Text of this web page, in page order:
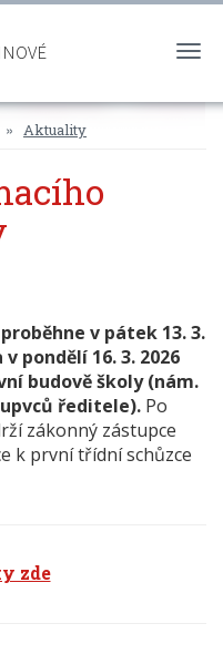
Aktuality
v pátek 13. 3.
v pondělí 16. 3. 2026
budově školy (nám.
ředitele). Po
zákonný zástupce
k první třídní schůzce
zde